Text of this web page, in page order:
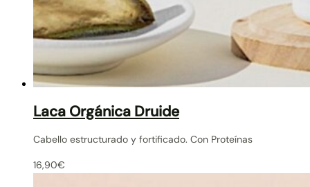
Laca Orgánica Druide
Cabello estructurado y fortificado. Con Proteínas
16,90€